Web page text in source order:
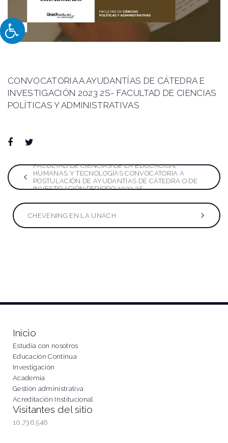
CONVOCATORIA A AYUDANTÍAS DE CÁTEDRA E
INVESTIGACIÓN 2023 2S- FACULTAD DE CIENCIAS
POLÍTICAS Y ADMINISTRATIVAS
Facebook
Navegación
de
entradas
FACULTAD DE CIENCIAS DE LA EDUCACIÓN,
HUMANAS Y TECNOLOGÍAS CONVOCATORIA A
POSTULACIÓN DE AYUDANTÍAS DE CÁTEDRA O DE
INVESTIGACIÓN PERÍODO 2023 2S
CHEVENING EN LA UNACH
Inicio
Estudia con nosotros
Educación Continua
Investigación
Academia
Gestión administrativa
Acreditación Institucional
Visitantes del sitio
10,736,546